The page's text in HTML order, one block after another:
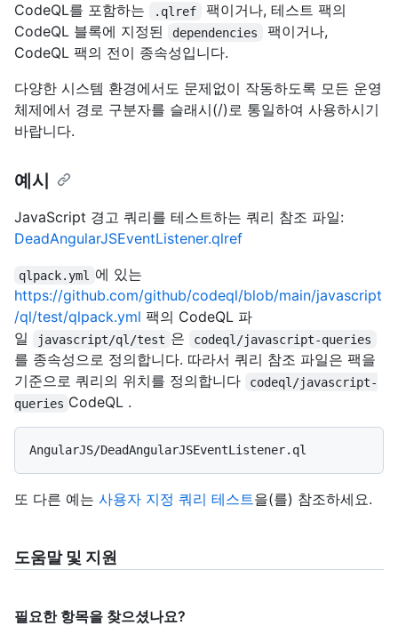
CodeQL를 포함하는
.qlref
팩이거나, 테스트 팩의
CodeQL 블록에 지정된
dependencies
팩이거나,
CodeQL 팩의 전이 종속성입니다.
다양한 시스템 환경에서도 문제없이 작동하도록 모든 운영
체제에서 경로 구분자를 슬래시(/)로 통일하여 사용하시기
바랍니다.
예시
JavaScript 경고 쿼리를 테스트하는 쿼리 참조 파일:
DeadAngularJSEventListener.qlref
qlpack.yml
에 있는
https://github.com/github/codeql/blob/main/javascript
/ql/test/qlpack.yml 팩의 CodeQL 파
일
javascript/ql/test 은 codeql/javascript-queries
를 종속성으로 정의합니다. 따라서 쿼리 참조 파일은 팩을
기준으로 쿼리의 위치를 정의합니다
codeql/javascript-
queries CodeQL .
또 다른 예는 사용자 지정 쿼리 테스트을(를) 참조하세요.
도움말 및 지원
필요한 항목을 찾으셨나요?